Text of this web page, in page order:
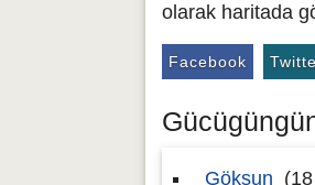
olarak haritada
Facebook
Göksun